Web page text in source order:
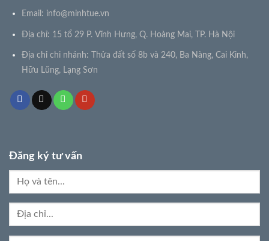
Email: info@minhtue.vn
Địa chỉ: 15 tổ 29 P. Vĩnh Hưng, Q. Hoàng Mai, TP. Hà Nội
Địa chỉ chi nhánh: Thửa đất số 8b và 240, Ba Nàng, Cai Kinh,
Hữu Lũng, Lạng Sơn
Đăng ký tư vấn